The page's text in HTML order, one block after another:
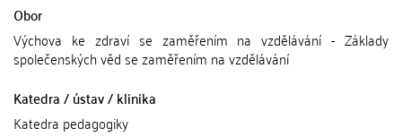
Obor
Výchova ke zdraví se zaměřením na vzdělávání - Základy
společenských věd se zaměřením na vzdělávání
Katedra / ústav / klinika
Katedra pedagogiky